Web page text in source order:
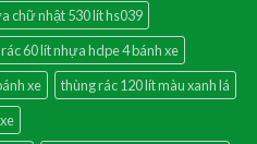
chữ nhật 530 lít hs039
60 lít nhựa hdpe 4 bánh xe
xe
thùng rác 120 lít màu xanh lá